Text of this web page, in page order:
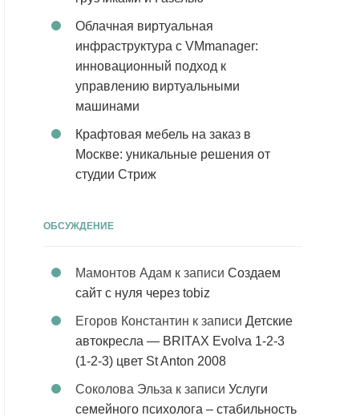
Облачная виртуальная
инфраструктура с VMmanager:
инновационный подход к
управлению виртуальными
машинами
Крафтовая мебель на заказ в
Москве: уникальные решения от
студии Стриж
ОБСУЖДЕНИЕ
Мамонтов Адам к записи Создаем
сайт с нуля через tobiz
Егоров Константин к записи Детские
автокресла — BRITAX Evolva 1-2-3
(1-2-3) цвет St Anton 2008
Соколова Эльза к записи Услуги
семейного психолога – стабильность